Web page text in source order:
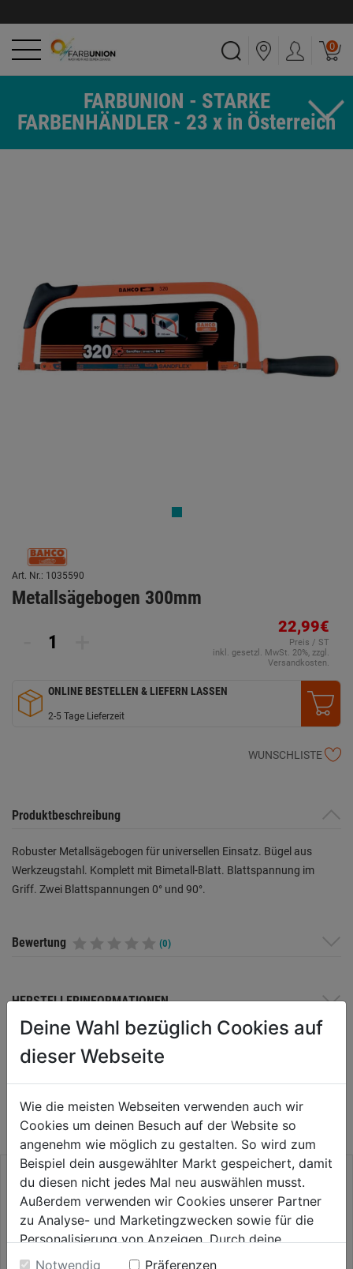
0
FARBUNION - STARKE
FARBENHÄNDLER - 23 x in Österreich
Art. Nr.: 1035590
Metallsägebogen 300mm
22,99€
Preis / ST
inkl. gesetzl. MwSt. 20%, zzgl.
Versandkosten.
ONLINE BESTELLEN & LIEFERN LASSEN
2-5 Tage Lieferzeit
WUNSCHLISTE
Produktbeschreibung
Robuster Metallsägebogen für universellen Einsatz. Bügel aus
Werkzeugstahl. Komplett mit Bimetall-Blatt. Blattspannung im
Griff. Zwei Blattspannungen 0° und 90°.
Bewertung (0)
HERSTELLERINFORMATIONEN
WEITERE PRODUKTE AUS DIESER
KATEGORIE
Deine Wahl bezüglich Cookies auf
dieser Webseite
Wie die meisten Webseiten verwenden auch wir
Cookies um deinen Besuch auf der Website so
angenehm wie möglich zu gestalten. So wird zum
Beispiel dein ausgewählter Markt gespeichert, damit
du diesen nicht jedes Mal neu auswählen musst.
Außerdem verwenden wir Cookies unserer Partner
zu Analyse- und Marketingzwecken sowie für die
Personalisierung von Anzeigen. Durch deine
Einwilligung werden die Daten von Drittanbieter,
Notwendig
Präferenzen